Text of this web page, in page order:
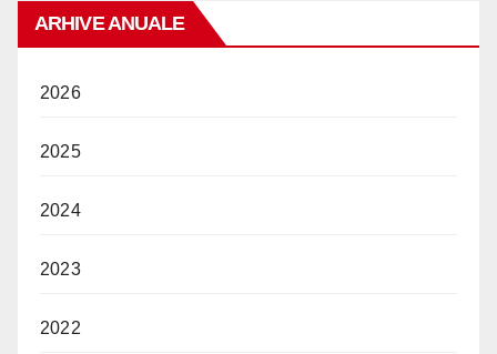
ARHIVE ANUALE
2026
2025
2024
2023
2022